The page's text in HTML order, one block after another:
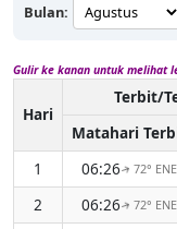
Bulan:
Gulir ke kanan untuk melihat
Hari
Terbit/
Matahari
1
06:26↑72° ENE
2
06:26↑72° ENE